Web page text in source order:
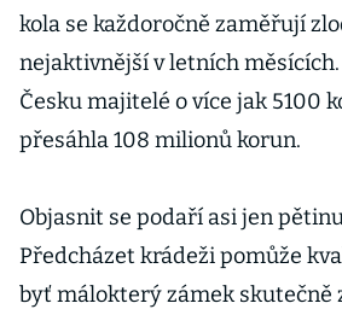
kola se každoročně zaměřují
nejaktivnější v letních
Česku majitelé o více jak 5100
přesáhla 108 milionů korun.
Objasnit se podaří asi jen
Předcházet krádeži pomůže
byť málokterý zámek skutečně